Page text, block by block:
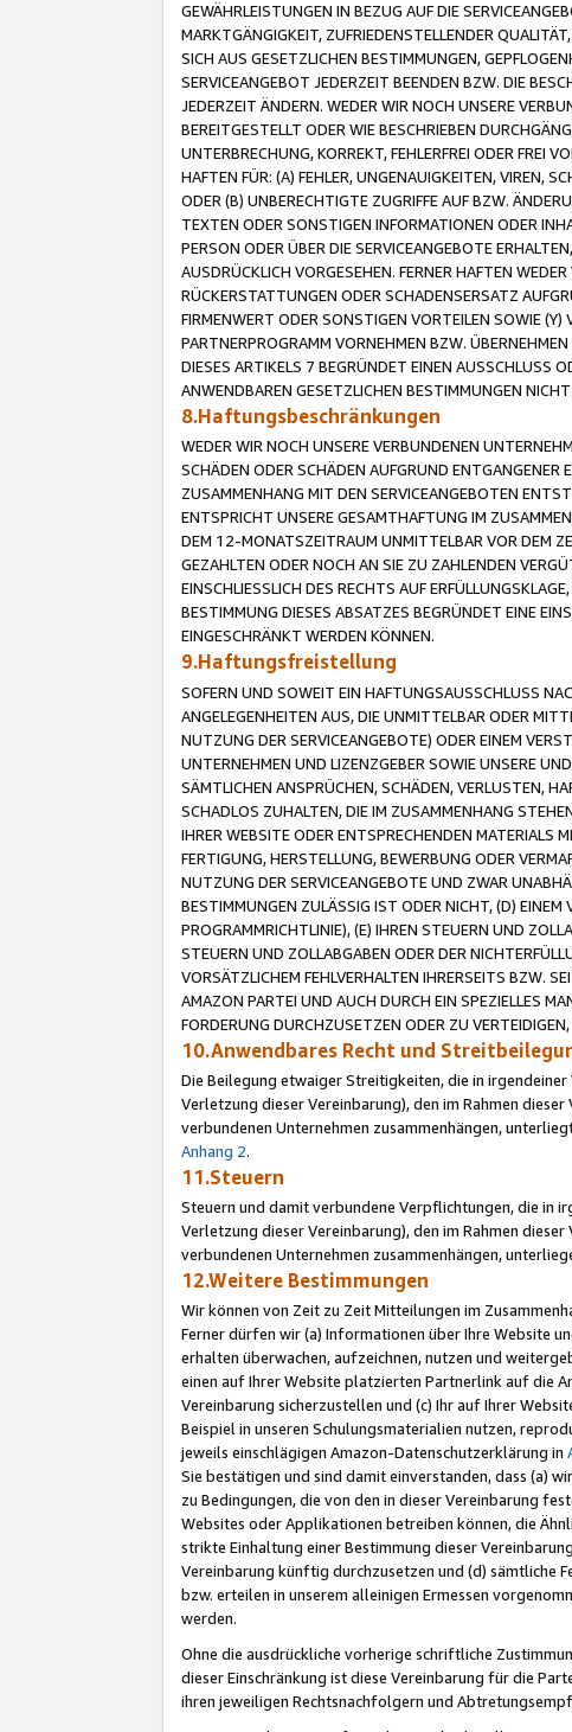
GEWÄHRLEISTUNGEN IN BEZUG AUF DIE
MARKTGÄNGIGKEIT, ZUFRIEDENSTELLENDER
SICH AUS GESETZLICHEN BESTIMMUNGEN,
SERVICEANGEBOT JEDERZEIT BEENDEN BZW. DIE
JEDERZEIT ÄNDERN. WEDER WIR NOCH UNSERE
BEREITGESTELLT ODER WIE BESCHRIEBEN
UNTERBRECHUNG, KORREKT, FEHLERFREI ODER FREI
HAFTEN FÜR: (A) FEHLER, UNGENAUIGKEITEN, VIREN,
ODER (B) UNBERECHTIGTE ZUGRIFFE AUF BZW.
TEXTEN ODER SONSTIGEN INFORMATIONEN ODER
PERSON ODER ÜBER DIE SERVICEANGEBOTE
AUSDRÜCKLICH VORGESEHEN. FERNER HAFTEN
RÜCKERSTATTUNGEN ODER SCHADENSERSATZ
FIRMENWERT ODER SONSTIGEN VORTEILEN SOWIE
PARTNERPROGRAMM VORNEHMEN BZW.
DIESES ARTIKELS 7 BEGRÜNDET EINEN AUSSCHLUSS
ANWENDBAREN GESETZLICHEN BESTIMMUNGEN
8.Haftungsbeschränkungen
WEDER WIR NOCH UNSERE VERBUNDENEN
SCHÄDEN ODER SCHÄDEN AUFGRUND ENTGANGENER
ZUSAMMENHANG MIT DEN SERVICEANGEBOTEN
ENTSPRICHT UNSERE GESAMTHAFTUNG IM
DEM 12-MONATSZEITRAUM UNMITTELBAR VOR DEM
GEZAHLTEN ODER NOCH AN SIE ZU ZAHLENDEN
EINSCHLIESSLICH DES RECHTS AUF
BESTIMMUNG DIESES ABSATZES BEGRÜNDET EINE
EINGESCHRÄNKT WERDEN KÖNNEN.
9.Haftungsfreistellung
SOFERN UND SOWEIT EIN HAFTUNGSAUSSCHLUSS
ANGELEGENHEITEN AUS, DIE UNMITTELBAR ODER
NUTZUNG DER SERVICEANGEBOTE) ODER EINEM
UNTERNEHMEN UND LIZENZGEBER SOWIE UNSERE
SÄMTLICHEN ANSPRÜCHEN, SCHÄDEN, VERLUSTEN,
SCHADLOS ZUHALTEN, DIE IM ZUSAMMENHANG
IHRER WEBSITE ODER ENTSPRECHENDEN MATERIALS
FERTIGUNG, HERSTELLUNG, BEWERBUNG ODER
NUTZUNG DER SERVICEANGEBOTE UND ZWAR
BESTIMMUNGEN ZULÄSSIG IST ODER NICHT, (D) EINEM
PROGRAMMRICHTLINIE), (E) IHREN STEUERN UND
STEUERN UND ZOLLABGABEN ODER DER
VORSÄTZLICHEM FEHLVERHALTEN IHRERSEITS BZW.
AMAZON PARTEI UND AUCH DURCH EIN SPEZIELLES
FORDERUNG DURCHZUSETZEN ODER ZU
10.Anwendbares Recht und
Die Beilegung etwaiger Streitigkeiten, die in
Verletzung dieser Vereinbarung), den im Rahmen
verbundenen Unternehmen zusammenhängen,
Anhang 2.
11.Steuern
Steuern und damit verbundene Verpflichtungen, die in
Verletzung dieser Vereinbarung), den im Rahmen
verbundenen Unternehmen zusammenhängen,
12.Weitere Bestimmungen
Wir können von Zeit zu Zeit Mitteilungen im
Ferner dürfen wir (a) Informationen über Ihre Website
erhalten überwachen, aufzeichnen, nutzen und
einen auf Ihrer Website platzierten Partnerlink auf die
Vereinbarung sicherzustellen und (c) Ihr auf Ihrer
Beispiel in unseren Schulungsmaterialien nutzen,
jeweils einschlägigen Amazon-Datenschutzerklärung in
Sie bestätigen und sind damit einverstanden, dass (a)
zu Bedingungen, die von den in dieser Vereinbarung
Websites oder Applikationen betreiben können, die
strikte Einhaltung einer Bestimmung dieser
Vereinbarung künftig durchzusetzen und (d) sämtliche
bzw. erteilen in unserem alleinigen Ermessen
werden.
Ohne die ausdrückliche vorherige schriftliche
dieser Einschränkung ist diese Vereinbarung für die
ihren jeweiligen Rechtsnachfolgern und